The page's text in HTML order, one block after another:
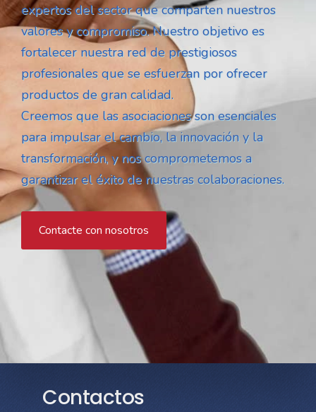
expertos del sector que comparten nuestros
valores y compromiso. Nuestro objetivo es
fortalecer nuestra red de prestigiosos
profesionales que se esfuerzan por ofrecer
productos de gran calidad.
Creemos que las asociaciones son esenciales
para impulsar el cambio, la innovación y la
transformación, y nos comprometemos a
garantizar el éxito de nuestras colaboraciones.
Contacte con nosotros
Contactos